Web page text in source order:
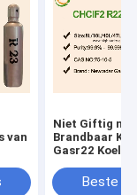
van
Niet Giftig
Brandbaar
Gasr22
Beste